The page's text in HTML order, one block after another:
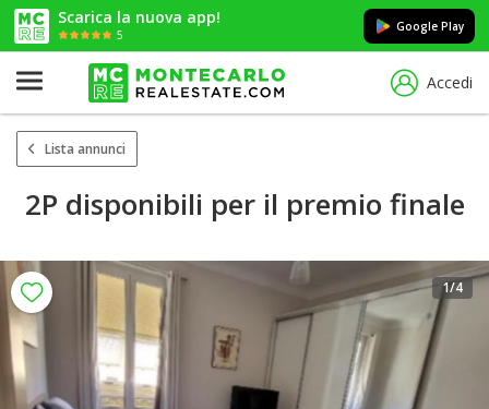
Scarica la nuova app!
5
Google Play
Accedi
Lista annunci
2P disponibili per il premio finale
1/4